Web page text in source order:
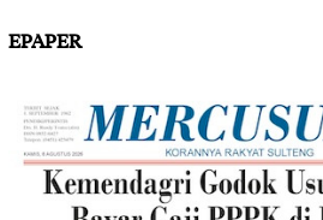
EPAPER